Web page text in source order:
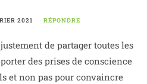
2021 RÉPONDRE
de partager toutes les
des prises de conscience
et non pas pour convaincre